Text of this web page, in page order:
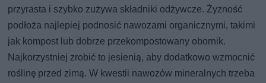
przyrasta i szybko zużywa składniki odżywcze. Żyzność
podłoża najlepiej podnosić nawozami organicznymi, takimi
jak kompost lub dobrze przekompostowany obornik.
Najkorzystniej zrobić to jesienią, aby dodatkowo wzmocnić
roślinę przed zimą. W kwestii nawozów mineralnych trzeba